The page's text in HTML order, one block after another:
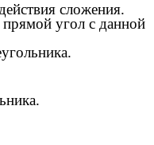
сложения.
угол с данной